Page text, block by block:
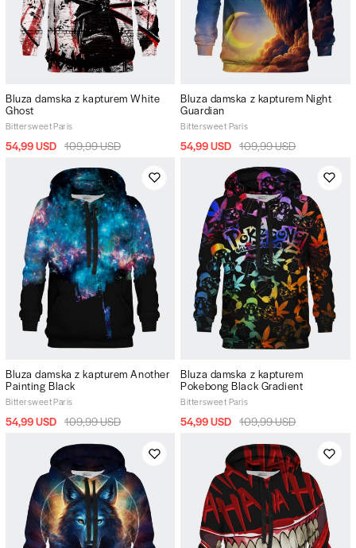
Bluza damska z kapturem White
Ghost
Bittersweet Paris
54,99 USD 109,99 USD
Bluza damska z kapturem Night
Guardian
Bittersweet Paris
54,99 USD 109,99 USD
Bluza damska z kapturem Another
Painting Black
Bittersweet Paris
54,99 USD 109,99 USD
Bluza damska z kapturem
Pokebong Black Gradient
Bittersweet Paris
54,99 USD 109,99 USD